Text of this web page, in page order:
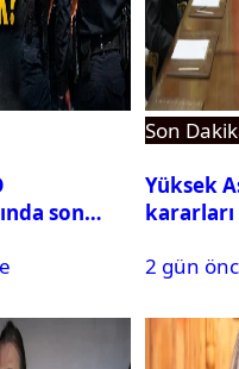
son
Son
Yüksek
2 gün